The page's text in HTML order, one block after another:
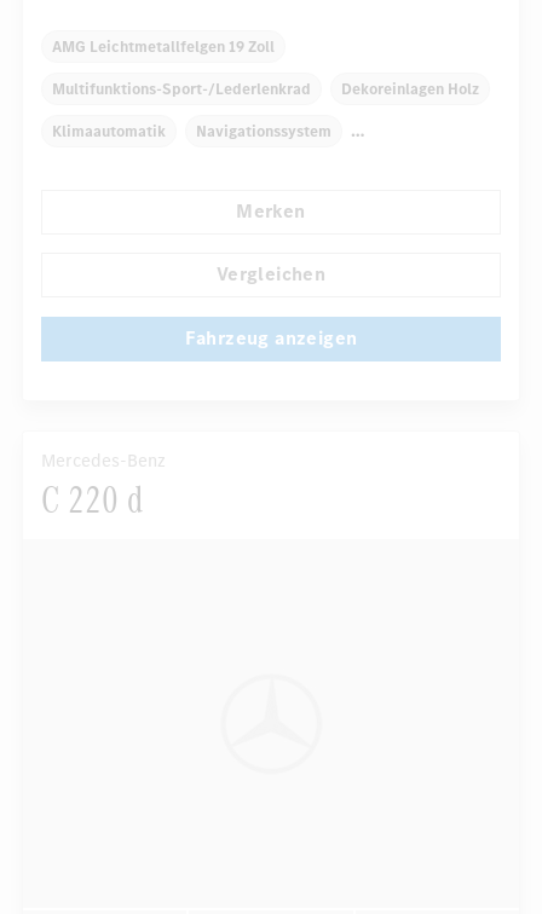
AMG Leichtmetallfelgen 19 Zoll
Multifunktions-Sport-/Lederlenkrad Dekoreinlagen Holz
Klimaautomatik Navigationssystem
Automatisch abblendende Innen- und Außenspiegel
Merken
Vergleichen
Fahrzeug anzeigen
Mercedes-Benz
C 220 d